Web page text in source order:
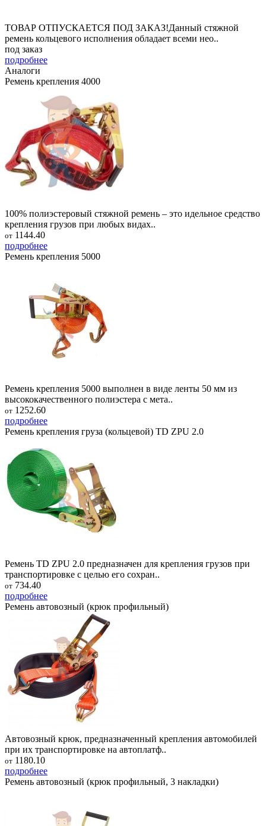
ТОВАР ОТПУСКАЕТСЯ ПОД ЗАКАЗ!Данный стяжной
ремень кольцевого исполнения обладает всеми нео..
под заказ
подробнее
Аналоги
Ремень крепления 4000
100% полиэстеровый стяжной ремень – это идельное средство
крепления грузов при любых видах..
от 1144.40
подробнее
Ремень крепления 5000
Ремень крепления 5000 выполнен в виде ленты 50 мм из
высококачественного полиэстера с мета..
от 1252.60
подробнее
Ремень крепления груза (кольцевой) TD ZPU 2.0
Ремень TD ZPU 2.0 предназначен для крепления грузов при
транспортировке с целью его сохран..
от 734.40
подробнее
Ремень автовозный (крюк профильный)
Автовозный крюк, предназначенный крепления автомобилей
при их транспортировке на автоплатф..
от 1180.10
подробнее
Ремень автовозный (крюк профильный, 3 накладки)